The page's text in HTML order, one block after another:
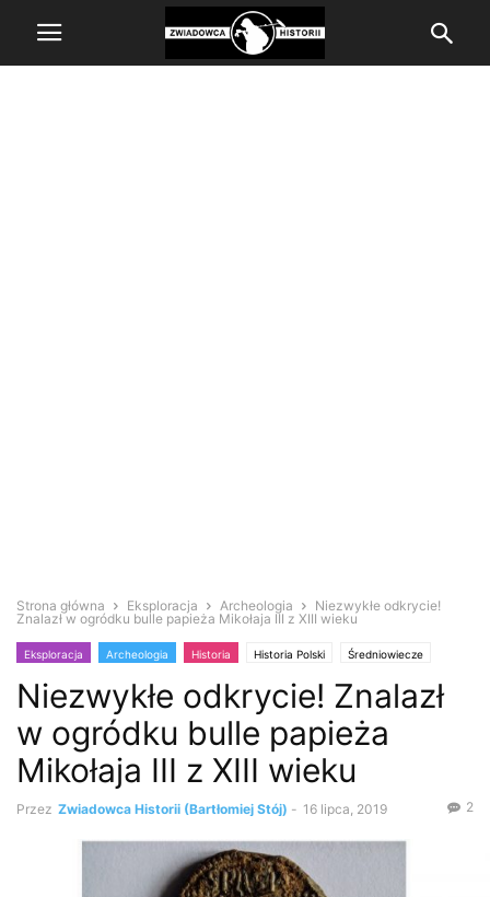
Strona główna Eksploracja Archeologia
Niezwykłe odkrycie!
Znalazł w ogródku bulle papieża Mikołaja III z XIII wieku
Eksploracja Archeologia Historia Historia Polski Średniowiecze
Niezwykłe odkrycie! Znalazł
w ogródku bulle papieża
Mikołaja III z XIII wieku
Przez Zwiadowca Historii (Bartłomiej Stój) - 16 lipca, 2019 2